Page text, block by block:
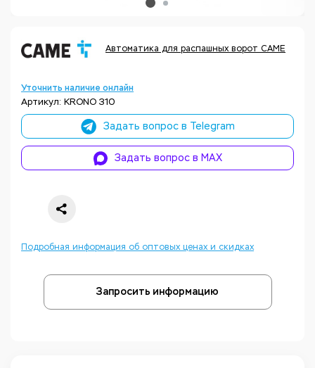
Автоматика для распашных ворот CAME
Уточнить наличие онлайн
Артикул: KRONO 310
Задать вопрос в Telegram
Задать вопрос в MAX
Подробная информация об оптовых ценах и скидках
Запросить информацию